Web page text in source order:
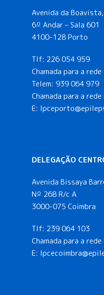
Avenida da
6º Andar – Sala 601
4100-128 Porto
Tlf: 226 054 959
Chamada para a
Telem: 939 064 979
Chamada para a
E:
DELEGAÇÃO
Avenida Bissaya
Nº 268 R/c A
3000-075 Coimbra
Tlf: 239 064 103
Chamada para a
E: